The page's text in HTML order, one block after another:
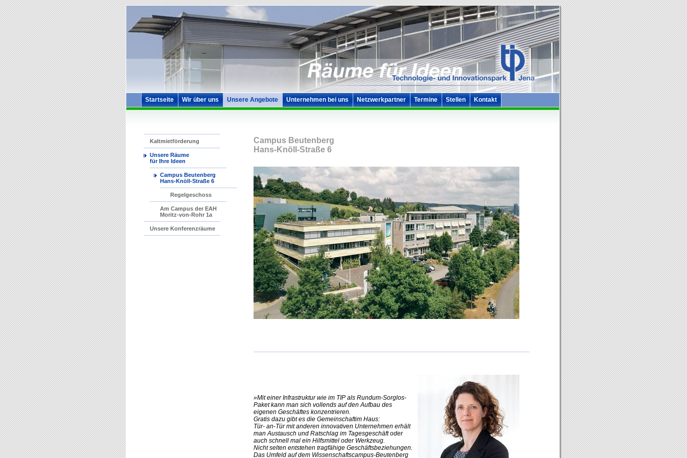
Startseite Wir über uns Unsere Angebote Unternehmen bei uns Netzwerkpartner Termine Stellen Kontakt
Kaltmietförderung
Unsere Räume
für Ihre Ideen
Campus Beutenberg
Hans-Knöll-Straße 6
Regelgeschoss
Am Campus der EAH
Moritz-von-Rohr 1a
Unsere Konferenzräume
Campus Beutenberg
Hans-Knöll-Straße 6
»Mit einer Infrastruktur wie im TIP als Rundum-Sorglos-
Paket kann man sich vollends auf den Aufbau des
eigenen Geschäftes konzentrieren.
Gratis dazu gibt es die Gemeinschaftim Haus:
Tür- an-Tür mit anderen innovativen Unternehmen erhält
man Austausch und Ratschlag im Tagesgeschäft oder
auch schnell mal ein Hilfsmittel oder Werkzeug.
Nicht selten entstehen tragfähige Geschäftsbeziehungen.
Das Umfeld auf dem Wissenschaftscampus-Beutenberg